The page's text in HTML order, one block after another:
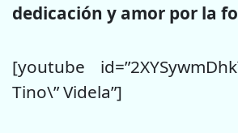
dedicación y amor por la
[youtube
Tino\” Videla”]